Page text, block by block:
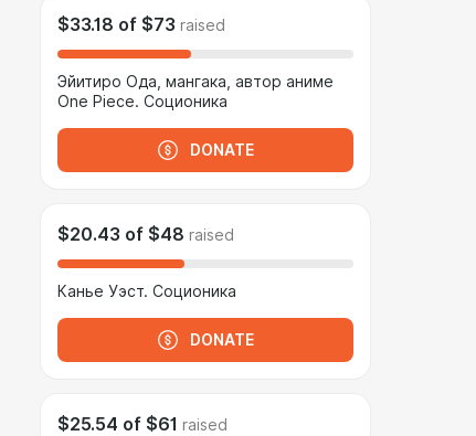
$33.18 of $73 raised
Эйитиро Ода, мангака, автор аниме
One Piece. Соционика
DONATE
$20.43 of $48 raised
Канье Уэст. Соционика
DONATE
$25.54 of $61 raised